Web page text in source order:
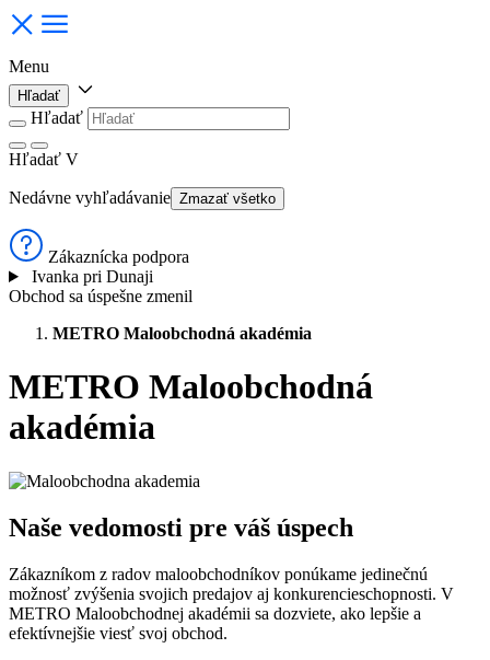
Menu
Hľadať
Hľadať
Hľadať V
Nedávne vyhľadávanie Zmazať všetko
Zákaznícka podpora
Ivanka pri Dunaji
Obchod sa úspešne zmenil
METRO Maloobchodná akadémia
METRO Maloobchodná
akadémia
Naše vedomosti pre váš úspech
Zákazníkom z radov maloobchodníkov ponúkame jedinečnú
možnosť zvýšenia svojich predajov aj konkurencieschopnosti. V
METRO Maloobchodnej akadémii sa dozviete, ako lepšie a
efektívnejšie viesť svoj obchod.